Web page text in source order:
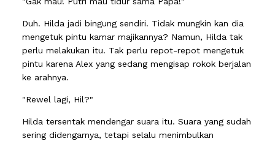
Duh. Hilda jadi bingung sendiri. Tidak mungkin kan dia
mengetuk pintu kamar majikannya? Namun, Hilda tak
perlu melakukan itu. Tak perlu repot-repot mengetuk
pintu karena Alex yang sedang mengisap rokok berjalan
ke arahnya.
"Rewel lagi, Hil?"
Hilda tersentak mendengar suara itu. Suara yang sudah
sering didengarnya, tetapi selalu menimbulkan